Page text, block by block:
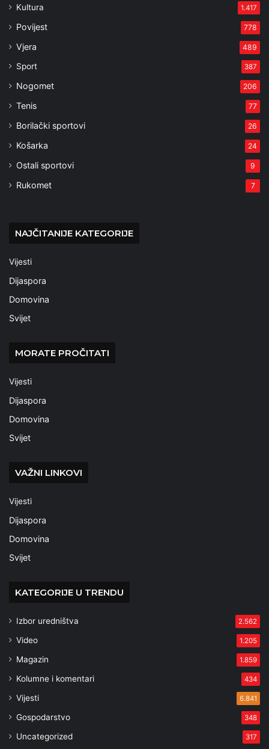
Kultura 1.417
Povijest 778
Vjera 489
Sport 387
Nogomet 206
Tenis 77
Borilački sportovi 26
Košarka 24
Ostali sportovi 9
Rukomet 7
NAJČITANIJE KATEGORIJE
Vijesti
Dijaspora
Domovina
Svijet
MORATE PROČITATI
Vijesti
Dijaspora
Domovina
Svijet
VAŽNI LINKOVI
Vijesti
Dijaspora
Domovina
Svijet
KATEGORIJE U TRENDU
Izbor uredništva 2.562
Video 1.205
Magazin 1.859
Kolumne i komentari 434
Vijesti 6.841
Gospodarstvo 348
Uncategorized 317